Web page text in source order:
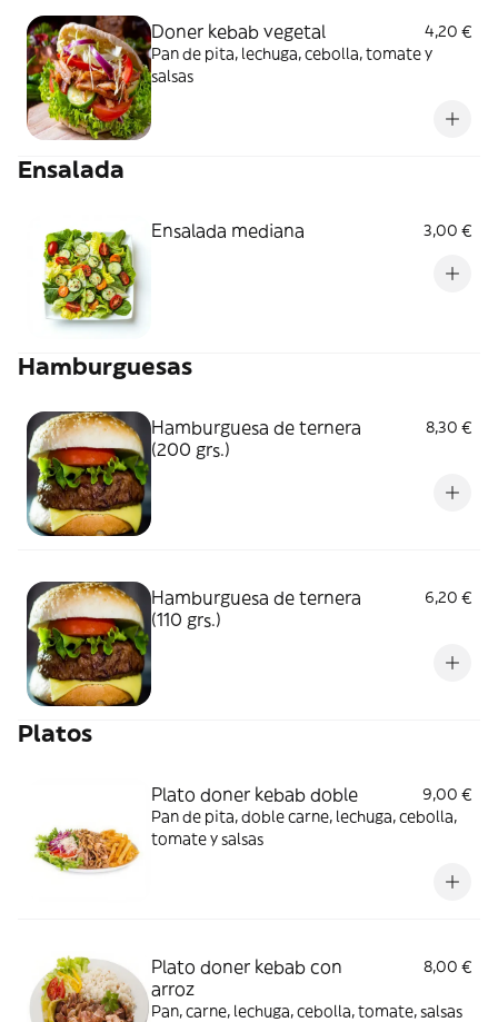
Doner kebab vegetal
4,20 €
Pan de pita, lechuga, cebolla, tomate y
salsas
Ensalada
Ensalada mediana 3,00 €
Hamburguesas
Hamburguesa de ternera
(200 grs.)
8,30 €
Hamburguesa de ternera
(110 grs.)
6,20 €
Platos
Plato doner kebab doble
9,00 €
Pan de pita, doble carne, lechuga, cebolla,
tomate y salsas
Plato doner kebab con
arroz
8,00 €
Pan, carne, lechuga, cebolla, tomate, salsas